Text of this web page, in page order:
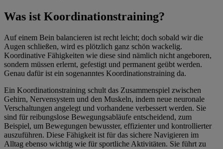
Was ist Koordinationstraining?
Auf einem Bein balancieren ist recht leicht; doch sobald wir die
Augen schließen, wird es plötzlich ganz schön wackelig.
Koordinative Fähigkeiten wie diese sind nämlich nicht angeboren,
sondern müssen erlernt, gefestigt und permanent geübt werden.
Genau dafür ist ein sogenanntes Koordinationstraining da.
Ein Koordinationstraining schult das Zusammenspiel zwischen
Gehirn, Nervensystem und den Muskeln, indem neue neuronale
Verschaltungen angelegt und vorhandene verbessert werden. Sie
sind für reibungslose Bewegungsabläufe entscheidend, zum
Beispiel, um Bewegungen bewusster, effizienter und kontrollierter
auszuführen. Diese Fähigkeit ist für das sichere Navigieren im
Alltag ebenso wichtig wie für sportliche Aktivitäten. Sie führt zu